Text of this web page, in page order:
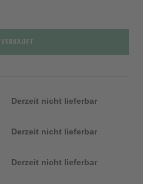
Derzeit nicht lieferbar
Derzeit nicht lieferbar
Derzeit nicht lieferbar